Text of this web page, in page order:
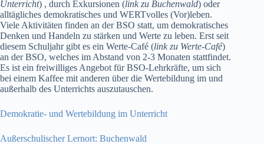
Unterricht) , durch Exkursionen (link zu Buchenwald) oder
alltägliches demokratisches und WERTvolles (Vor)leben.
Viele Aktivitäten finden an der BSO statt, um demokratisches
Denken und Handeln zu stärken und Werte zu leben. Erst seit
diesem Schuljahr gibt es ein Werte-Café (link zu Werte-Café)
an der BSO, welches im Abstand von 2-3 Monaten stattfindet.
Es ist ein freiwilliges Angebot für BSO-Lehrkräfte, um sich
bei einem Kaffee mit anderen über die Wertebildung im und
außerhalb des Unterrichts auszutauschen.
Demokratie- und Wertebildung im Unterricht
Außerschulischer Lernort: Buchenwald